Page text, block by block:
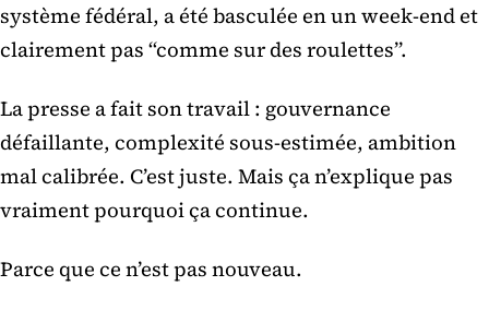
système fédéral, a été basculée en un week-end et
clairement pas “comme sur des roulettes”.
La presse a fait son travail : gouvernance
défaillante, complexité sous-estimée, ambition
mal calibrée. C’est juste. Mais ça n’explique pas
vraiment pourquoi ça continue.
Parce que ce n’est pas nouveau.